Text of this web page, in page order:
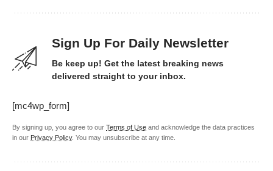
Sign Up For Daily Newsletter
Be keep up! Get the latest breaking news
delivered straight to your inbox.
[mc4wp_form]
By signing up, you agree to our Terms of Use and acknowledge the data practices
in our Privacy Policy. You may unsubscribe at any time.